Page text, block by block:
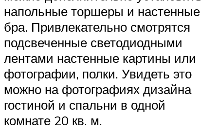
напольные торшеры и настенные
бра. Привлекательно смотрятся
подсвеченные светодиодными
лентами настенные картины или
фотографии, полки. Увидеть это
можно на фотографиях дизайна
гостиной и спальни в одной
комнате 20 кв. м.